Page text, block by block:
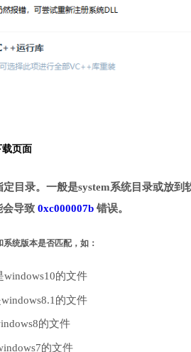
页面
目录。一般是system系统目录或放到
会导致 0xc000007b 错误。
统版本是否匹配，如：
的文件
的文件
的文件
的文件